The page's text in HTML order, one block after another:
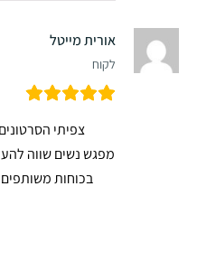
אורית מייטל
לקוח
צפיתי
מפגש נשים שווה
בכוחות